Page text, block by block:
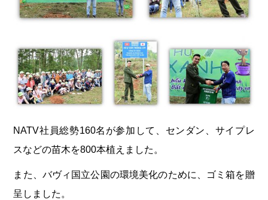
NATV社員総勢160名が参加して、センダン、サイプレ
スなどの苗木を800本植えました。
また、バヴィ国立公園の環境美化のために、ゴミ箱を贈
呈しました。